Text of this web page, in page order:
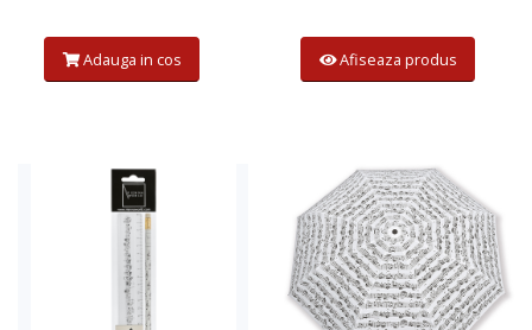
Adauga in cos Afiseaza produs
Adauga in cos Adauga in cos